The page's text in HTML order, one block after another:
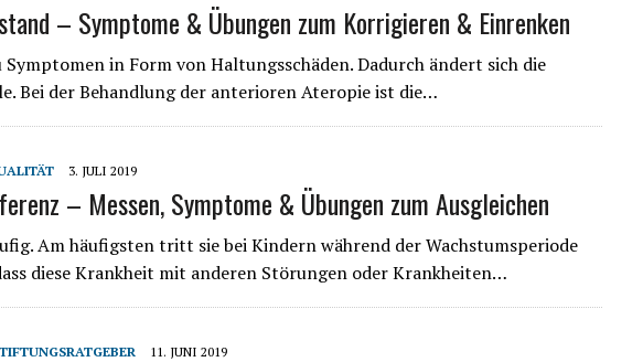
– Symptome & Übungen zum Korrigieren & Einrenken
in Form von Haltungsschäden. Dadurch ändert sich die
Bei der Behandlung der anterioren Ateropie ist die…
3. JULI 2019
– Messen, Symptome & Übungen zum Ausgleichen
Am häufigsten tritt sie bei Kindern während der Wachstumsperiode
diese Krankheit mit anderen Störungen oder Krankheiten…
11. JUNI 2019